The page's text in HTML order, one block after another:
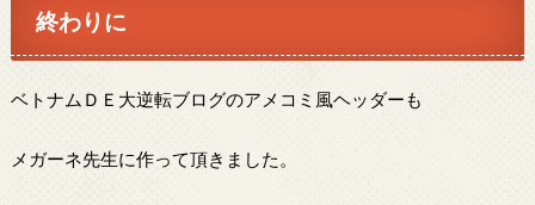
終わりに
ベトナムＤＥ大逆転ブログのアメコミ風ヘッダーも
メガーネ先生に作って頂きました。